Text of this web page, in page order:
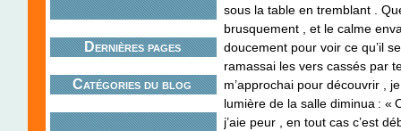
Dernières pages
Catégories du blog
sous la table en tremblant .
brusquement , et le calme
doucement pour voir ce qu’il
ramassai les vers cassés par
m’approchai pour découvrir ,
lumière de la salle diminua : «
j’aie peur , en tout cas c’est